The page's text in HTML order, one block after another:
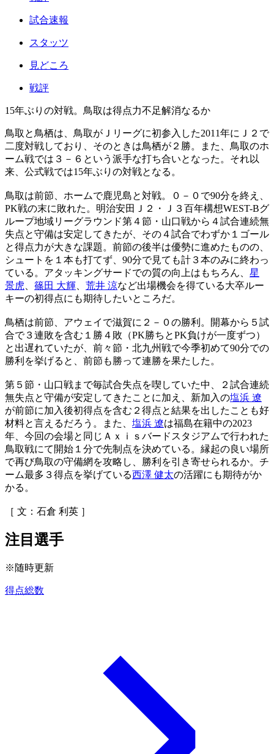
試合速報
スタッツ
見どころ
戦評
15年ぶりの対戦。鳥取は得点力不足解消なるか
鳥取と鳥栖は、鳥取がＪリーグに初参入した2011年にＪ２で
二度対戦しており、そのときは鳥栖が２勝。また、鳥取のホ
ーム戦では３－６という派手な打ち合いとなった。それ以
来、公式戦では15年ぶりの対戦となる。
鳥取は前節、ホームで鹿児島と対戦。０－０で90分を終え、
PK戦の末に敗れた。明治安田Ｊ２・Ｊ３百年構想WEST-Bグ
ループ地域リーグラウンド第４節・山口戦から４試合連続無
失点と守備は安定してきたが、その４試合でわずか１ゴール
と得点力が大きな課題。前節の後半は優勢に進めたものの、
シュートを１本も打てず、90分で見ても計３本のみに終わっ
ている。アタッキングサードでの質の向上はもちろん、 星
景虎
篠田 大輝 荒井 涼など出場機会を得ている大卒ルー
キーの初得点にも期待したいところだ。
鳥栖は前節、アウェイで滋賀に２－０の勝利。開幕から５試
合で３連敗を含む１勝４敗（PK勝ちとPK負けが一度ずつ）
と出遅れていたが、前々節・北九州戦で今季初めて90分での
勝利を挙げると、前節も勝って連勝を果たした。
第５節・山口戦まで毎試合失点を喫していた中、２試合連続
無失点と守備が安定してきたことに加え、新加入の塩浜 遼
が前節に加入後初得点を含む２得点と結果を出したことも好
材料と言えるだろう。また、 塩浜 遼は福島在籍中の2023
年、今回の会場と同じＡｘｉｓバードスタジアムで行われた
鳥取戦にて開始１分で先制点を決めている。縁起の良い場所
で再び鳥取の守備網を攻略し、勝利を引き寄せられるか。チ
ーム最多３得点を挙げている西澤 健太の活躍にも期待がか
かる。
［ 文：石倉 利英 ］
注目選手
※随時更新
得点総数